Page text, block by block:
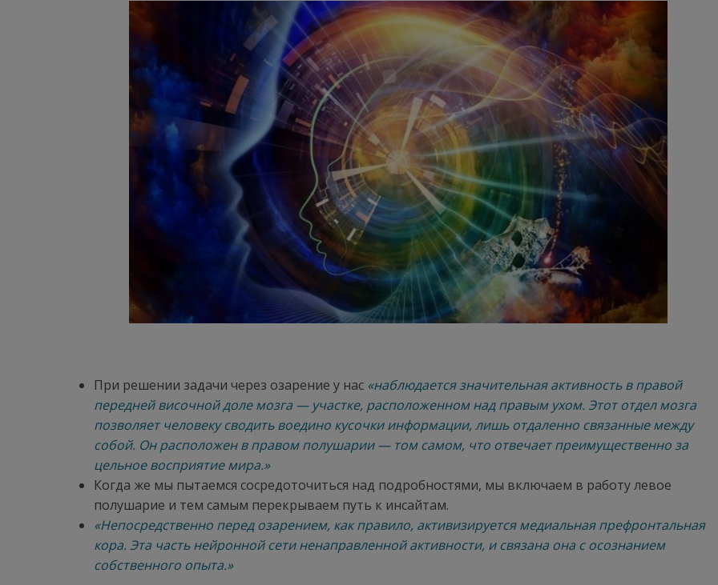
При решении задачи через озарение у нас «наблюдается значительная активность в правой
передней височной доле мозга — участке, расположенном над правым ухом. Этот отдел мозга
позволяет человеку сводить воедино кусочки информации, лишь отдаленно связанные между
собой. Он расположен в правом полушарии — том самом, что отвечает преимущественно за
цельное восприятие мира.»
Когда же мы пытаемся сосредоточиться над подробностями, мы включаем в работу левое
полушарие и тем самым перекрываем путь к инсайтам.
«Непосредственно перед озарением, как правило, активизируется медиальная префронтальная
кора. Эта часть нейронной сети ненаправленной активности, и связана она с осознанием
собственного опыта.»